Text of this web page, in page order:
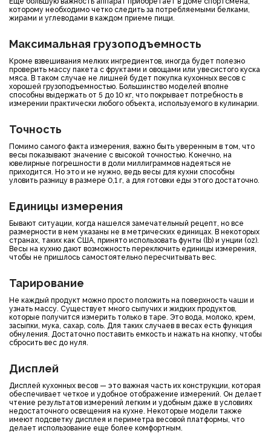
которому необходимо четко следить за потребляемыми белками,
жирами и углеводами в каждом приеме пищи.
Максимальная грузоподъемность
Кроме взвешивания мелких ингредиентов, иногда будет полезно
проверить массу пакета с фруктами и овощами или увесистого куска
мяса. В таком случае не лишней будет покупка кухонных весов с
хорошей грузоподъемностью. Большинство моделей вполне
способны выдержать от 5 до 10 кг, что покрывает потребность в
измерении практически любого объекта, используемого в кулинарии.
Точность
Помимо самого факта измерения, важно быть уверенным в том, что
весы показывают значение с высокой точностью. Конечно, на
ювелирные погрешности в доли миллиграммов надеяться не
приходится. Но это и не нужно, ведь весы для кухни способны
уловить разницу в размере 0,1 г, а для готовки еды этого достаточно.
Единицы измерения
Бывают ситуации, когда нашелся замечательный рецепт, но все
размерности в нем указаны не в метрических единицах. В некоторых
странах, таких как США, принято использовать фунты (lb) и унции (oz).
Весы на кухню дают возможность переключить единицы измерения,
чтобы не пришлось самостоятельно пересчитывать вес.
Тарирование
Не каждый продукт можно просто положить на поверхность чаши и
узнать массу. Существует много сыпучих и жидких продуктов,
которые получится измерить только в таре. Это вода, молоко, крем,
засыпки, мука, сахар, соль. Для таких случаев в весах есть функция
обнуления. Достаточно поставить емкость и нажать на кнопку, чтобы
сбросить вес до нуля.
Дисплей
Дисплей кухонных весов — это важная часть их конструкции, которая
обеспечивает четкое и удобное отображение измерений. Он делает
чтение результатов измерений легким и удобным даже в условиях
недостаточного освещения на кухне. Некоторые модели также
имеют подсветку дисплея и периметра весовой платформы, что
делает использование еще более комфортным.